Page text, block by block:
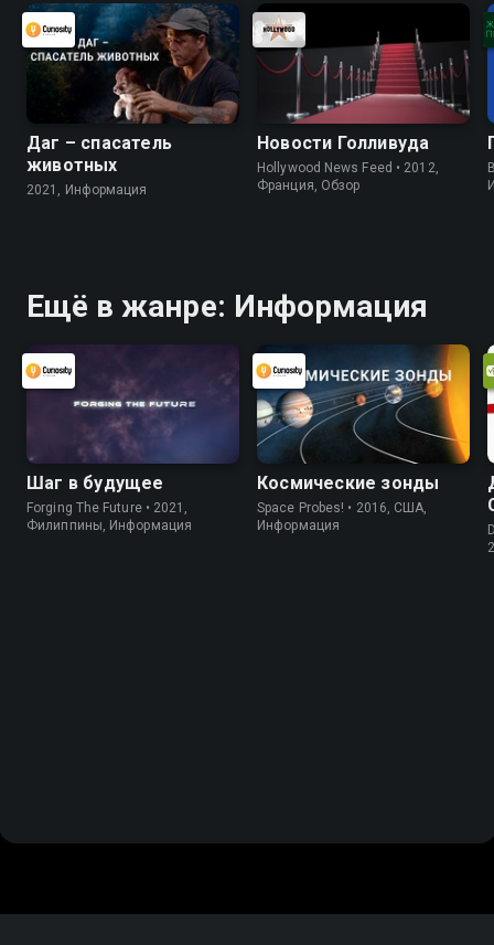
Даг – спасатель
животных
2021, Информация
Новости Голливуда
Hollywood News Feed • 2012,
Франция, Обзор
Ещё в жанре: Информация
Шаг в будущее
Forging The Future • 2021,
Филиппины, Информация
Космические зонды
Space Probes! • 2016, США,
Информация